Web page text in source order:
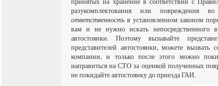
разукомплектования или повреждения
ответственность в установленном законом
вам и не нужно искать непосредственного
автостоянки. Поэтому вызывайте
представителей автостоянки, можете вызвать
компании, и только после этого можно
направиться на СТО за оценкой полученных
не покидайте автостоянку до приезда ГАИ.